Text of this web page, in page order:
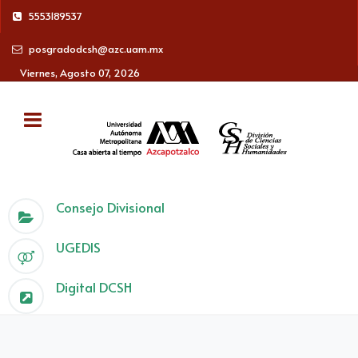
5553189537
posgradodcsh@azc.uam.mx
Viernes, Agosto 07, 2026
Consejo Divisional
UGEDIS
Digital DCSH